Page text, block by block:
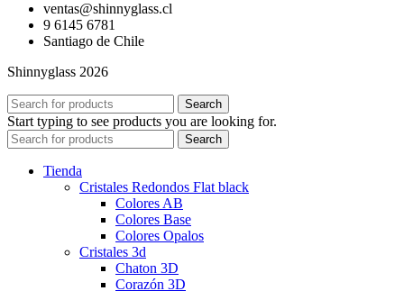
ventas@shinnyglass.cl
9 6145 6781
Santiago de Chile
Shinnyglass 2026
Search
Start typing to see products you are looking for.
Search
Tienda
Cristales Redondos Flat black
Colores AB
Colores Base
Colores Opalos
Cristales 3d
Chaton 3D
Corazón 3D